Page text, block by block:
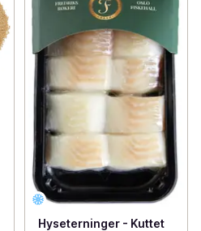
Hyseterninger - Kuttet